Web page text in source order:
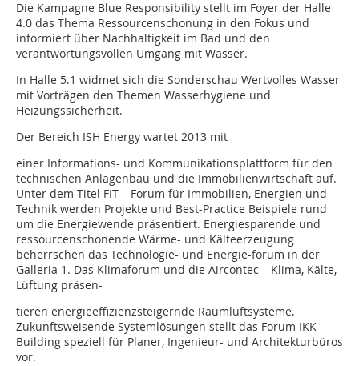
Die Kampagne Blue Responsibility stellt im Foyer der Halle
4.0 das Thema Ressourcenschonung in den Fokus und
informiert über Nachhaltigkeit im Bad und den
verantwortungsvollen Umgang mit Wasser.
In Halle 5.1 widmet sich die Sonderschau Wertvolles Wasser
mit Vorträgen den Themen Wasserhygiene und
Heizungssicherheit.
Der Bereich ISH Energy wartet 2013 mit
einer Informations- und Kommunikationsplattform für den
technischen Anlagenbau und die Immobilienwirtschaft auf.
Unter dem Titel FIT – Forum für Immobilien, Energien und
Technik werden Projekte und Best-Practice Beispiele rund
um die Energiewende präsentiert. Energiesparende und
ressourcenschonende Wärme- und Kälteerzeugung
beherrschen das Technologie- und Energie-forum in der
Galleria 1. Das Klimaforum und die Aircontec – Klima, Kälte,
Lüftung präsen-
tieren energieeffizienzsteigernde Raumluftsysteme.
Zukunftsweisende Systemlösungen stellt das Forum IKK
Building speziell für Planer, Ingenieur- und Architekturbüros
vor.